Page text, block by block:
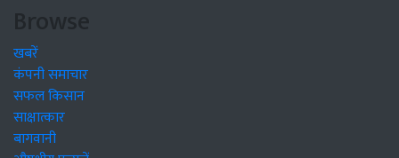
Browse
खबरें
कंपनी समाचार
सफल किसान
साक्षात्कार
बागवानी